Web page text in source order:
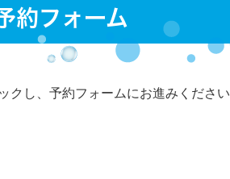
約フォーム
クし、予約フォームにお進みくださ